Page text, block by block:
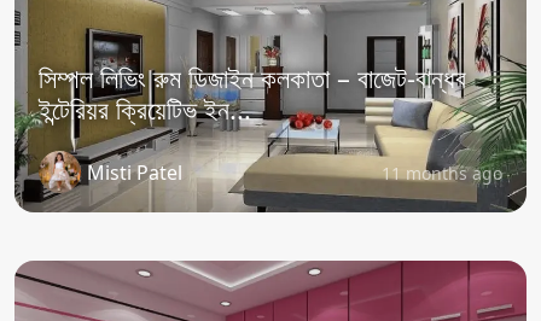
সিম্পল লিভিং রুম ডিজাইন কলকাতা – বাজেট-বান্ধব
ইন্টেরিয়র ক্রিয়েটিভ ইন...
Misti Patel 11 months ago